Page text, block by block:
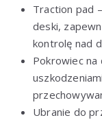
Traction pad
deski,
kontrolę nad
Pokrowiec na
Ubranie do